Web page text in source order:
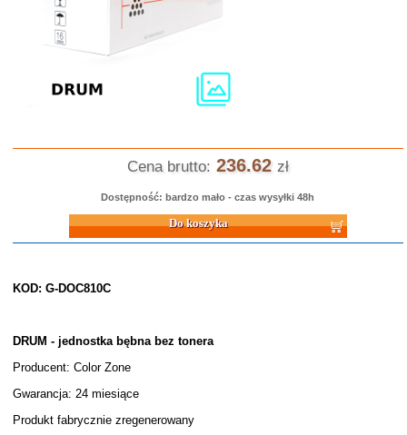
Cena brutto: 236.62 zł
Dostępność: bardzo mało - czas wysyłki 48h
Do koszyka
KOD: G-DOC810C
DRUM - jednostka bębna bez tonera
Producent: Color Zone
Gwarancja: 24 miesiące
Produkt fabrycznie zregenerowany